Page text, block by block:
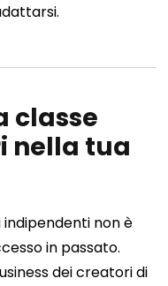
classe
nella tua
non è
in passato.
dei creatori di